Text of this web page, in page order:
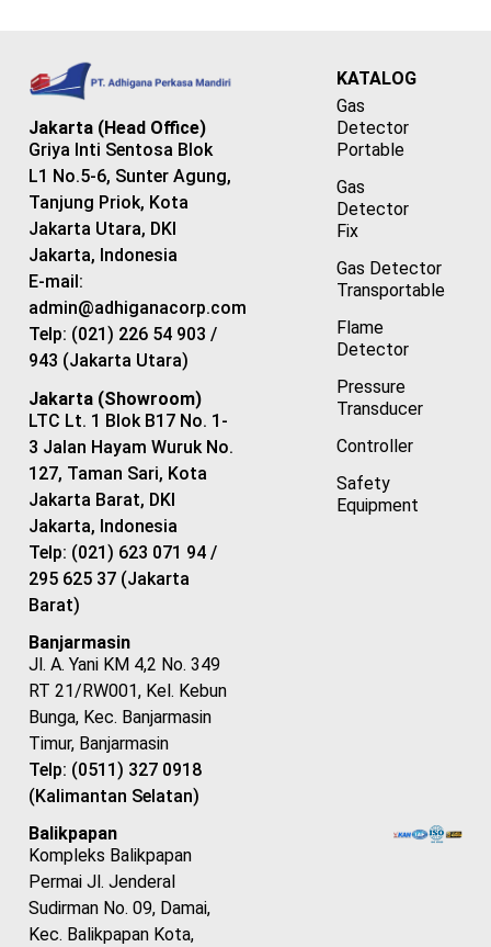
Jakarta (Head Office)
Griya Inti Sentosa Blok
L1 No.5-6, Sunter Agung,
Tanjung Priok, Kota
Jakarta Utara, DKI
Jakarta, Indonesia
E-mail:
admin@adhiganacorp.com
Telp: (021) 226 54 903 /
943 (Jakarta Utara)
Jakarta (Showroom)
LTC Lt. 1 Blok B17 No. 1-
3 Jalan Hayam Wuruk No.
127, Taman Sari, Kota
Jakarta Barat, DKI
Jakarta, Indonesia
Telp: (021) 623 071 94 /
295 625 37 (Jakarta
Barat)
Banjarmasin
Jl. A. Yani KM 4,2 No. 349
RT 21/RW001, Kel. Kebun
Bunga, Kec. Banjarmasin
Timur, Banjarmasin
Telp: (0511) 327 0918
(Kalimantan Selatan)
Balikpapan
Kompleks Balikpapan
Permai Jl. Jenderal
Sudirman No. 09, Damai,
Kec. Balikpapan Kota,
KATALOG
Gas
Detector
Portable
Gas
Detector
Fix
Gas Detector
Transportable
Flame
Detector
Pressure
Transducer
Controller
Safety
Equipment